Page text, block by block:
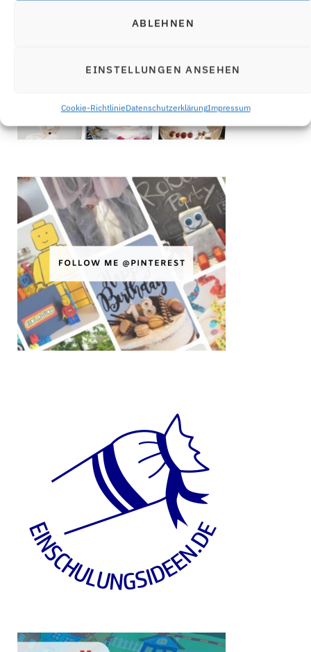
ABLEHNEN
EINSTELLUNGEN ANSEHEN
Cookie-RichtlinieDatenschutzerklärungImpressum